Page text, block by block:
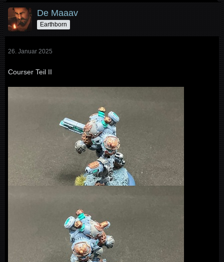
De Maaav
Earthborn
26. Januar 2025
Courser Teil II